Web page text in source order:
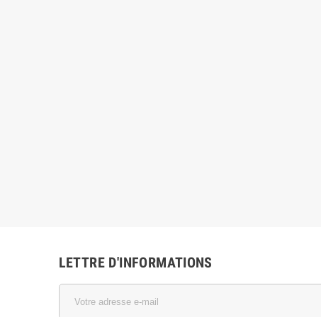
LETTRE D'INFORMATIONS